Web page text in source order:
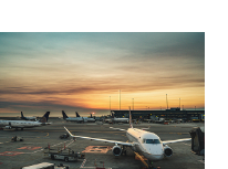
управлению
международными
цепями поставок